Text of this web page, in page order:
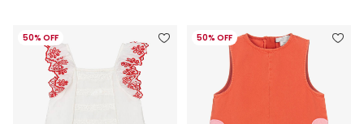
50% OFF 50% OFF